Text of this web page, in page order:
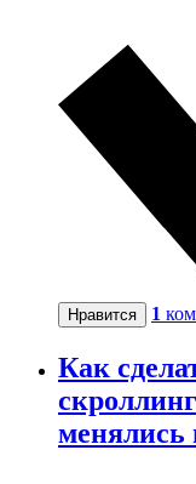
Нравится 1
Как
менялись